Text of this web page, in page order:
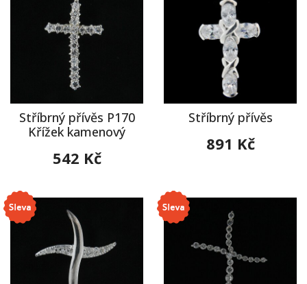
Stříbrný přívěs P170
Křížek kamenový
542 Kč
Stříbrný přívěs
891 Kč